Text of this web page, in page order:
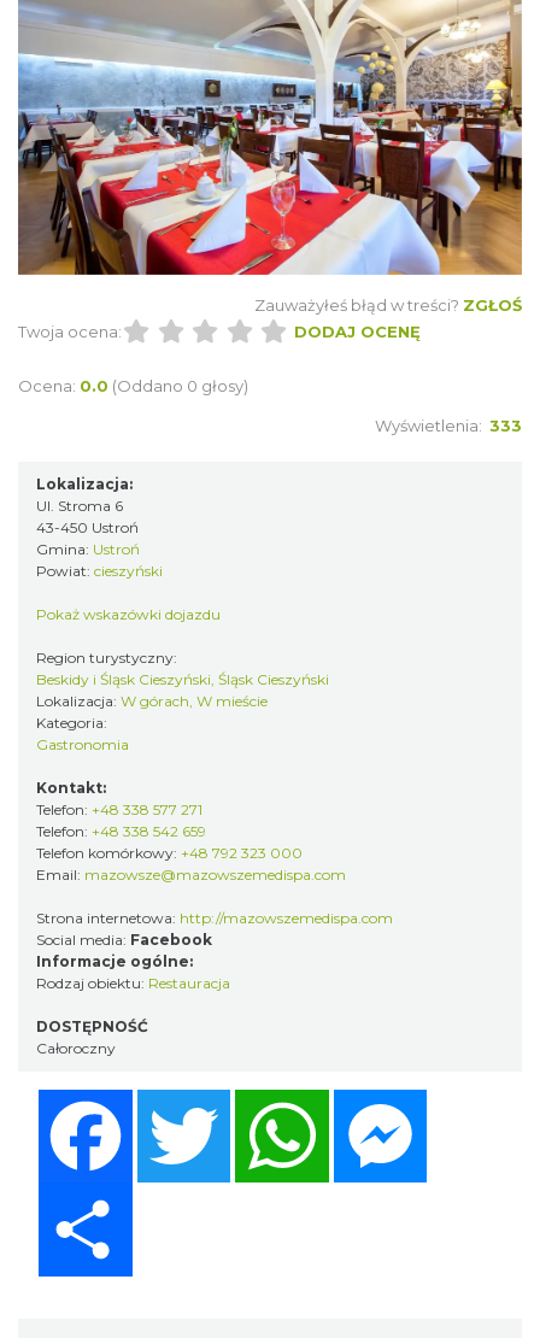
Zauważyłeś błąd w treści? ZGŁOŚ
Twoja ocena:
DODAJ OCENĘ
Ocena: 0.0 (Oddano 0 głosy)
Wyświetlenia: 333
Lokalizacja:
Ul. Stroma 6
43-450 Ustroń
Gmina: Ustroń
Powiat: cieszyński
Pokaż wskazówki dojazdu
Region turystyczny:
Beskidy i Śląsk Cieszyński, Śląsk Cieszyński
Lokalizacja: W górach, W mieście
Kategoria:
Gastronomia
Kontakt:
Telefon: +48 338 577 271
Telefon: +48 338 542 659
Telefon komórkowy: +48 792 323 000
Email: mazowsze@mazowszemedispa.com
Strona internetowa: http://mazowszemedispa.com
Social media: Facebook
Informacje ogólne:
Rodzaj obiektu: Restauracja
DOSTĘPNOŚĆ
Całoroczny
Twitter WhatsApp